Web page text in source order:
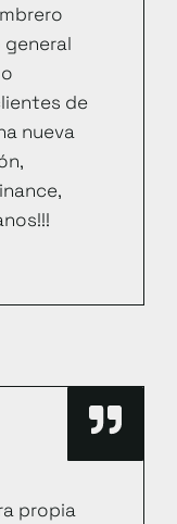
de
nueva
propia